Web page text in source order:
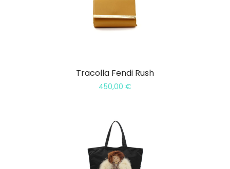
Tracolla Fendi Rush
450,00 €